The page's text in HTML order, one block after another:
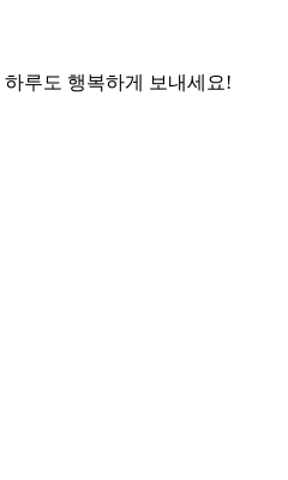
루도 행복하게 보내세요!